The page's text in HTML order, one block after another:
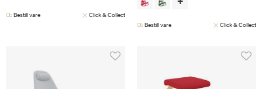
Bestill vare Click & Collect
Bestill vare Click & Collect